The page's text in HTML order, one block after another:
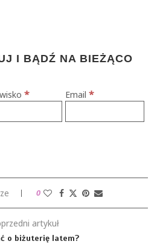
I BĄDŹ NA BIEŻĄCO
* Email*
0
artykuł
o biżuterię latem?